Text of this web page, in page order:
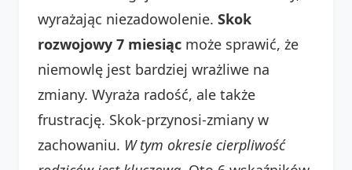
wyrażając niezadowolenie. Skok
rozwojowy 7 miesiąc może sprawić, że
niemowlę jest bardziej wrażliwe na
zmiany. Wyraża radość, ale także
frustrację. Skok-przynosi-zmiany w
zachowaniu. W tym okresie cierpliwość